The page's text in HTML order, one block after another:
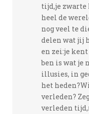
tijd,je zwarte
heel de
nog veel te
delen wat jij
en zei:je
ben is wat je
illusies, in
het
verleden?
verleden